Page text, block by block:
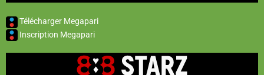
Télécharger Megapari
Inscription Megapari